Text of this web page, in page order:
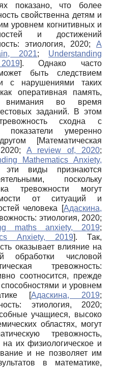
показано, что более
свойственна детям и
уровнем когнитивных и
и достижений
этиология, 2020; A
2021; Understanding
]. Однако часто
быть следствием
с нарушениями таких
оперативная память,
внимания во время
заданий. В этом
сходна с
умеренно
[Математическая
;A review of, 2020;
Mathematics Anxiety,
виды признаются
поскольку
тревожности могут
от ситуаций и
человека
[Адаскина,
этиология, 2020;
maths anxiety, 2019;
Anxiety, 2019]. Так,
оказывает влияние на
обработки числовой
тревожность:
соотносится, прежде
и уровнем
[Адаскина, 2019;
этиология, 2020;
учащиеся, высоко
областях, могут
тревожность,
на их физиологическое и
и не позволяет им
в математике,